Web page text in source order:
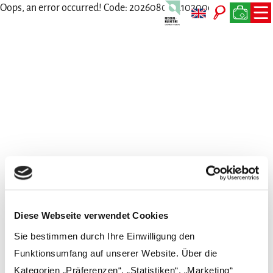
Diese Webseite verwendet Cookies
Sie bestimmen durch Ihre Einwilligung den
Funktionsumfang auf unserer Website. Über die
Kategorien „Präferenzen“, „Statistiken“, „Marketing“
Oops, an error occurred! Code: 202608091210200ce9ba3e